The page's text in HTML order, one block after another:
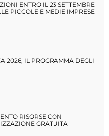
ENTRO IL 23 SETTEMBRE
PICCOLE E MEDIE IMPRESE
2026, IL PROGRAMMA DEGLI
RISORSE CON
GRATUITA